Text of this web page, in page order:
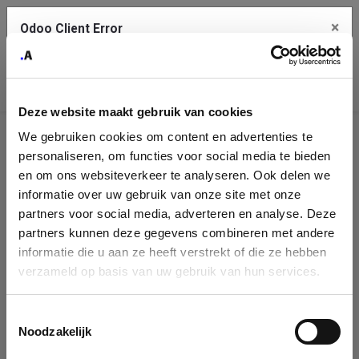
Deze website maakt gebruik van cookies
We gebruiken cookies om content en advertenties te
personaliseren, om functies voor social media te bieden
en om ons websiteverkeer te analyseren. Ook delen we
informatie over uw gebruik van onze site met onze
partners voor social media, adverteren en analyse. Deze
partners kunnen deze gegevens combineren met andere
informatie die u aan ze heeft verstrekt of die ze hebben
verzameld op basis van uw gebruik van hun services.
Noodzakelijk
Company
Identification
Please fill in your company details
You can search a company in our database by name, VAT or
enterprise ID. When a company is selected it will auto-complete the
form. If you don't find your company in our database, you can create
Odoo Client Error ×
service.
See details
Ok